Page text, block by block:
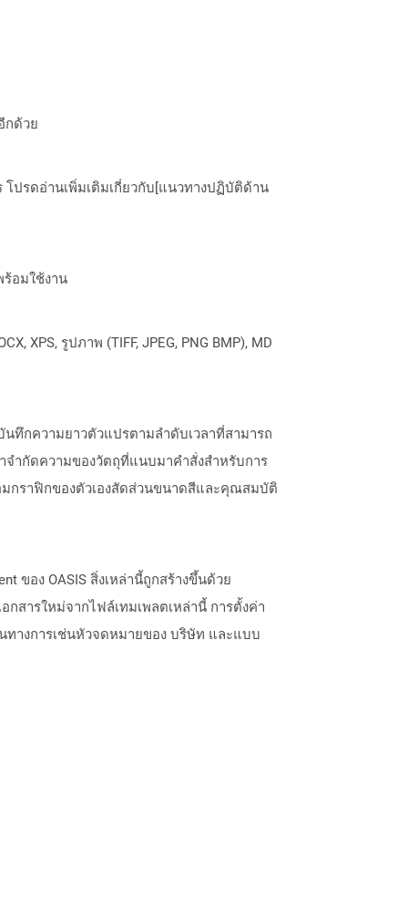
กด้วย
ปรดอ่านเพิ่มเติมเกี่ยวกับ[แนวทางปฏิบัติด้าน
ร้อมใช้งาน
รูปภาพ (TIFF, JPEG, PNG BMP), MD
ทึกความยาวตัวแปรตามลำดับเวลาที่สามารถ
จำกัดความของวัตถุที่แนบมาคำสั่งสำหรับการ
กราฟิกของตัวเองสัดส่วนขนาดสีและคุณสมบัติ
ของ OASIS สิ่งเหล่านี้ถูกสร้างขึ้นด้วย
กสารใหม่จากไฟล์เทมเพลตเหล่านี้ การตั้งค่า
ทางการเช่นหัวจดหมายของ บริษัท และแบบ